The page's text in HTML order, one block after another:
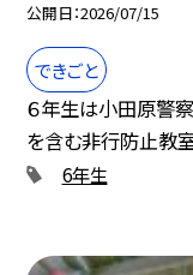
公開日 2026/07/15
できごと
６年生は小田原警
を含む非行防止教
6年生